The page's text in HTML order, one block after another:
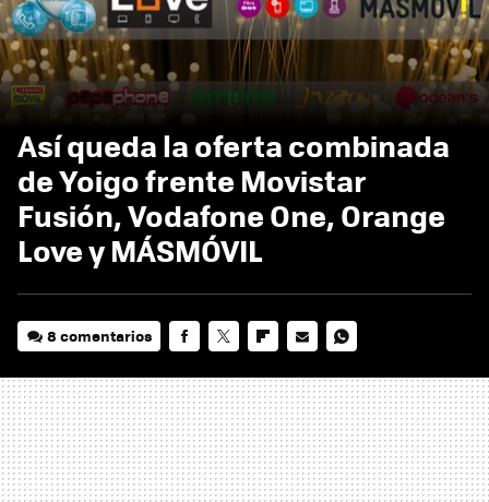
Así queda la oferta combinada
de Yoigo frente Movistar
Fusión, Vodafone One, Orange
Love y MÁSMÓVIL
8 comentarios
MAIL